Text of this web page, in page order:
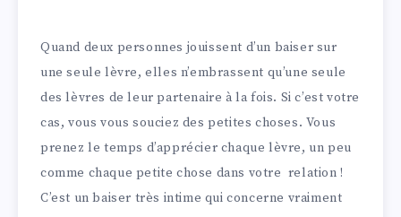
Quand deux personnes jouissent d’un baiser sur
une seule lèvre, elles n’embrassent qu’une seule
des lèvres de leur partenaire à la fois. Si c’est votre
cas, vous vous souciez des petites choses. Vous
prenez le temps d’apprécier chaque lèvre, un peu
comme chaque petite chose dans votre relation !
C’est un baiser très intime qui concerne vraiment